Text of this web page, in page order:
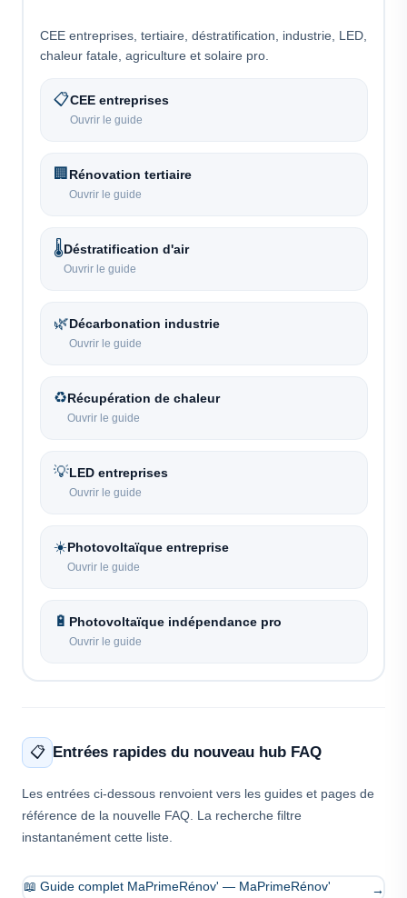
CEE entreprises, tertiaire, déstratification, industrie, LED,
chaleur fatale, agriculture et solaire pro.
📋CEE entreprises
Ouvrir le guide
🏢 Rénovation tertiaire
Ouvrir le guide
🌡️Déstratification d'air
Ouvrir le guide
🌿Décarbonation industrie
Ouvrir le guide
♻️Récupération de chaleur
Ouvrir le guide
💡LED entreprises
Ouvrir le guide
☀️Photovoltaïque entreprise
Ouvrir le guide
🔋 Photovoltaïque indépendance pro
Ouvrir le guide
📋 Entrées rapides du nouveau hub FAQ
Les entrées ci-dessous renvoient vers les guides et pages de
référence de la nouvelle FAQ. La recherche filtre
instantanément cette liste.
📖 Guide complet MaPrimeRénov' — MaPrimeRénov' →